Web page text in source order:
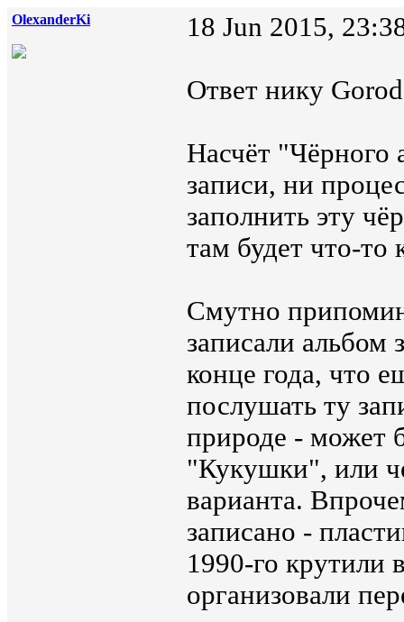
OlexanderKi 18 Jun 2015,
Ответ нику
Насчёт "Чёрного
записи, ни
заполнить эту
там будет что-то
Смутно
записали альбом
конце года, что
послушать ту
природе - может
"Кукушки", или
варианта.
записано -
1990-го крутили
организовали